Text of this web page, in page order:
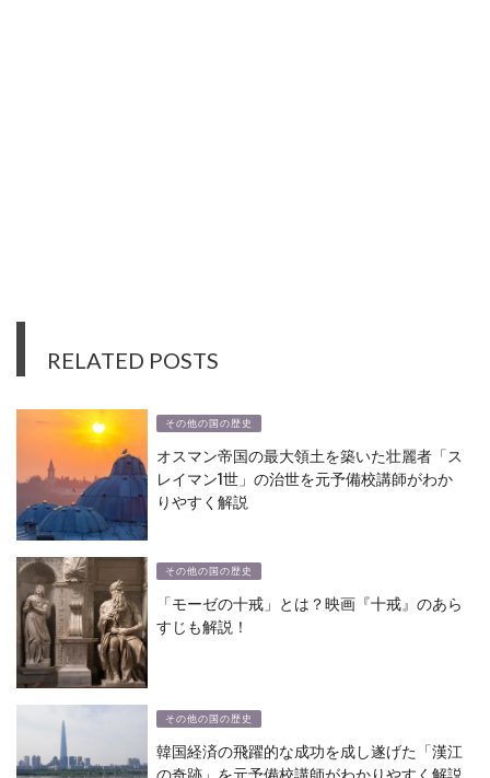
RELATED POSTS
その他の国の歴史
オスマン帝国の最大領土を築いた壮麗者「ス
レイマン1世」の治世を元予備校講師がわか
りやすく解説
その他の国の歴史
「モーゼの十戒」とは？映画『十戒』のあら
すじも解説！
その他の国の歴史
韓国経済の飛躍的な成功を成し遂げた「漢江
の奇跡」を元予備校講師がわかりやすく解説